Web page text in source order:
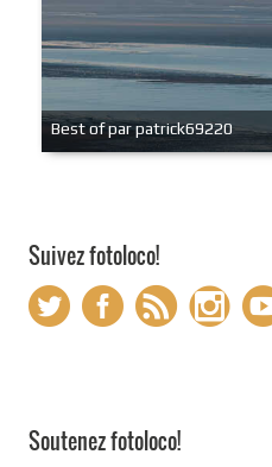
Best of par patrick69220
Suivez fotoloco!
Soutenez fotoloco!